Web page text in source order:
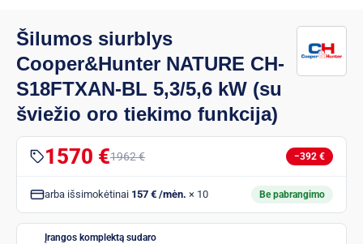
Šilumos siurblys
Cooper&Hunter NATURE CH-
S18FTXAN-BL 5,3/5,6 kW (su
šviežio oro tiekimo funkcija)
1570 €1962 € −392 €
arba išsimokėtinai 157 € /mėn. × 10 Be pabrangimo
Įrangos komplektą sudaro